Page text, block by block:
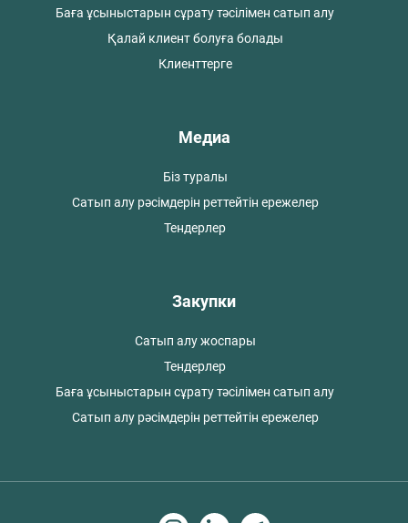
Баға ұсыныстарын сұрату тәсілімен сатып алу
Қалай клиент болуға болады
Клиенттерге
Медиа
Біз туралы
Сатып алу рәсімдерін реттейтін ережелер
Тендерлер
Закупки
Сатып алу жоспары
Тендерлер
Баға ұсыныстарын сұрату тәсілімен сатып алу
Сатып алу рәсімдерін реттейтін ережелер